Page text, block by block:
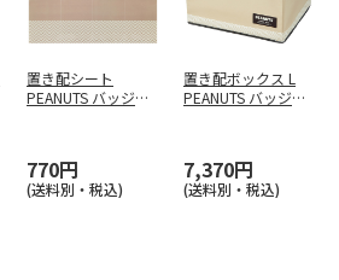
置き配シート
PEANUTS バッジ
770円
(送料別・税込)
置き配ボックス L
PEANUTS バッジ
7,370円
(送料別・税込)